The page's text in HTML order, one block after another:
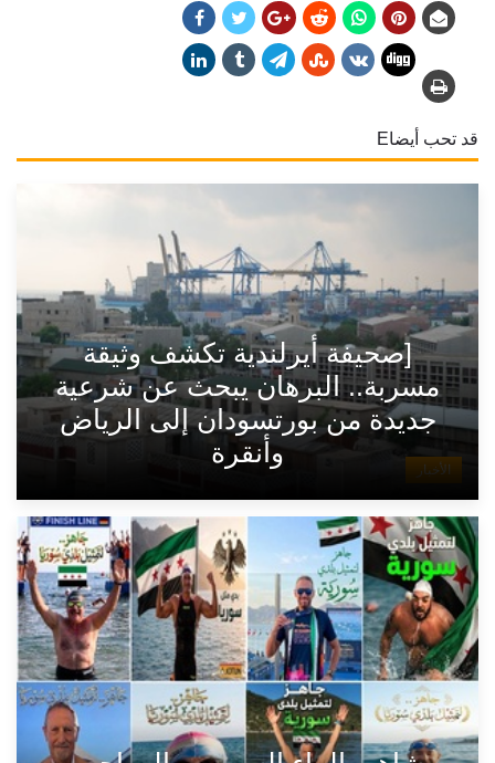
قد تحب أيضاE
الأخبار
[صحيفة أيرلندية تكشف وثيقة
مسربة.. البرهان يبحث عن شرعية
جديدة من بورتسودان إلى الرياض
وأنقرة